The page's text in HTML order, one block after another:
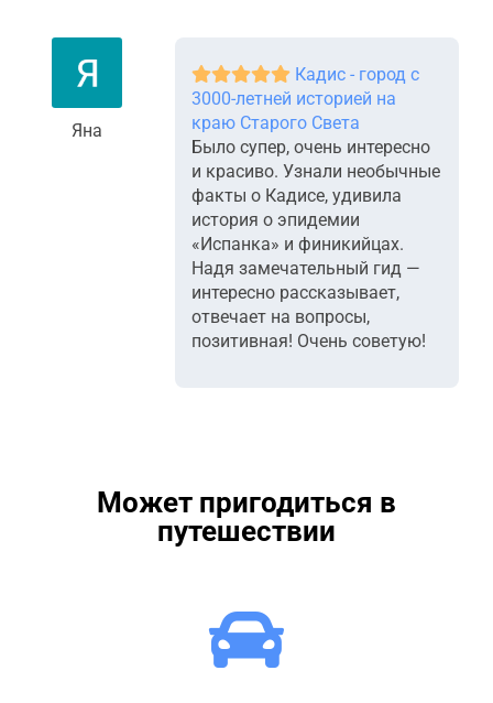
Яна
Кадис - город с
3000-летней историей на
краю Старого Света
Было супер, очень интересно
и красиво. Узнали необычные
факты о Кадисе, удивила
история о эпидемии
«Испанка» и финикийцах.
Надя замечательный гид —
интересно рассказывает,
отвечает на вопросы,
позитивная! Очень советую!
Может пригодиться в
путешествии